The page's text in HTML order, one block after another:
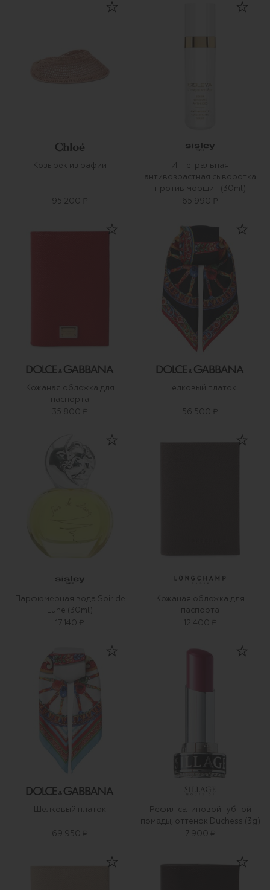
Козырек из рафии
95 200 ₽
Интегральная
антивозрастная сыворотка
против морщин (30ml)
65 990 ₽
Кожаная обложка для
паспорта
35 800 ₽
Шелковый платок
56 500 ₽
Парфюмерная вода Soir de
Lune (30ml)
17 140 ₽
Кожаная обложка для
паспорта
12 400 ₽
Шелковый платок
69 950 ₽
Рефил сатиновой губной
помады, оттенок Duchess (3g)
7 900 ₽